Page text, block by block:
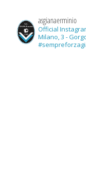
asgianaerminio
Official
Milano, 3 -